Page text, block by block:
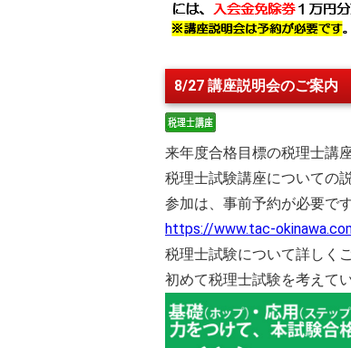
8/27 講座説明会のご案内
来年度合格目標の税理士講
税理士試験講座についての
参加は、事前予約が必要で
https://www.tac-
税理士試験について詳しく
初めて税理士試験を考えて